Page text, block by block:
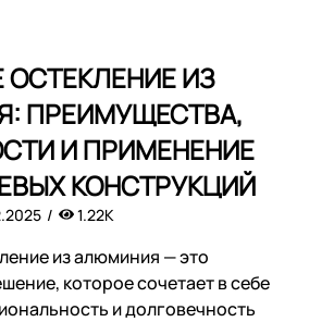
ИЗ
ПРЕИМУЩЕСТВА,
И ПРИМЕНЕНИЕ
КОНСТРУКЦИЙ
1.22K
из алюминия — это
которое сочетает в себе
и долговечность